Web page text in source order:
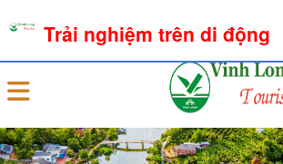
Đăng nhập
Trải nghiệm trên di động